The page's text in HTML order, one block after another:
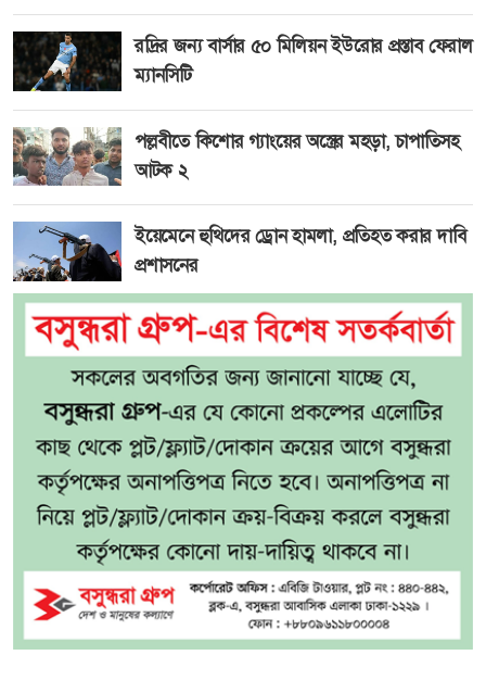
রদ্রির জন্য বার্সার ৫০ মিলিয়ন ইউরোর প্রস্তাব ফেরাল
ম্যানসিটি
পল্লবীতে কিশোর গ্যাংয়ের অস্ত্রের মহড়া, চাপাতিসহ
আটক ২
ইয়েমেনে হুথিদের ড্রোন হামলা, প্রতিহত করার দাবি
প্রশাসনের